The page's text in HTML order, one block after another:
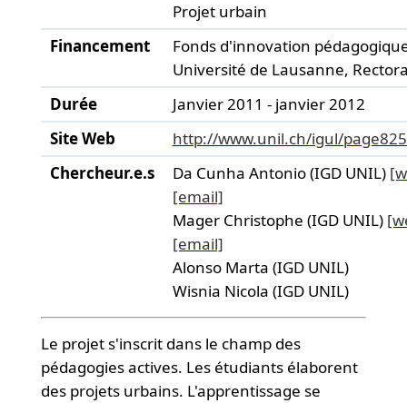
Projet urbain
Financement
Fonds d'innovation
Université de Lausanne,
Durée
Janvier 2011 - janvier 2012
Site Web
http://www.unil.ch/igul/
Chercheur.e.s
Da Cunha Antonio (IGD UNIL)
[email]
Mager Christophe (IGD UNIL)
[email]
Alonso Marta (IGD UNIL)
Wisnia Nicola (IGD UNIL)
Le projet s'inscrit dans le champ des
pédagogies actives. Les étudiants élaborent
des projets urbains. L'apprentissage se